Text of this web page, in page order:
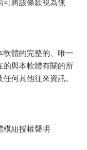
可將該條款視為無
體的完整的、唯一
的與本軟體有關的所
何其他往來資訊。
模組授權聲明